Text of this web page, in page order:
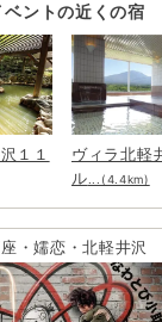
ベントの近くの宿
１１
ヴィラ北軽
ル...(4.4km)
・嬬恋・北軽井沢